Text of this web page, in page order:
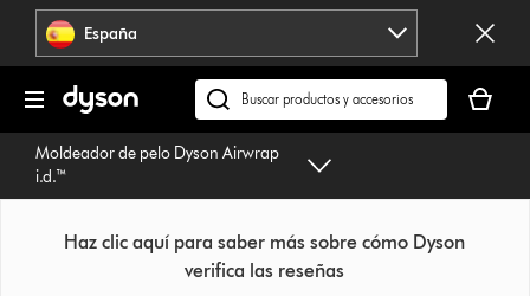
Omitir
navegación España
Buscar
en
dyson.es
cesta
está
Moldeador de pelo Dyson Airwrap
i.d.™
Haz clic aquí para saber más sobre cómo Dyson
verifica las reseñas